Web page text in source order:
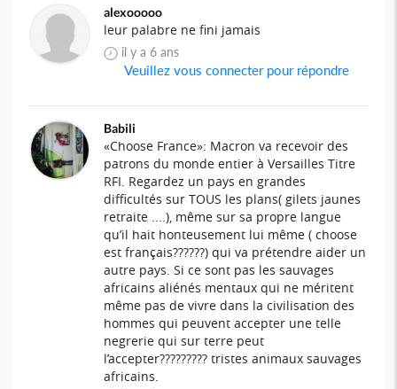
alexooooo
leur palabre ne fini jamais
il y a 6 ans
Veuillez vous connecter pour répondre
Babili
«Choose France»: Macron va recevoir des
patrons du monde entier à Versailles Titre
RFI. Regardez un pays en grandes
difficultés sur TOUS les plans( gilets jaunes
retraite ....), même sur sa propre langue
qu’il hait honteusement lui même ( choose
est français??????) qui va prétendre aider un
autre pays. Si ce sont pas les sauvages
africains aliénés mentaux qui ne méritent
même pas de vivre dans la civilisation des
hommes qui peuvent accepter une telle
negrerie qui sur terre peut
l’accepter????????? tristes animaux sauvages
africains.